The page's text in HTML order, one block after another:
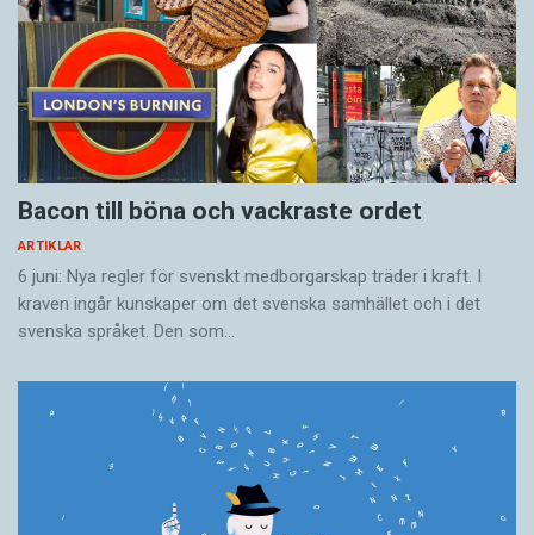
Bacon till böna och vackraste ordet
ARTIKLAR
6 juni: Nya regler för svenskt medborgarskap träder i kraft. I
kraven ingår kunskaper om det svenska samhället och i det
svenska språket. Den som…